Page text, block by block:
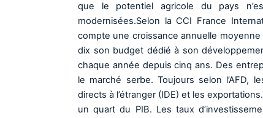
que le potentiel agricole du pays
modernisées.Selon la CCI France
compte une croissance annuelle
dix son budget dédié à son
chaque année depuis cinq ans. Des
le marché serbe. Toujours selon l’AFD,
directs à l’étranger (IDE) et les
un quart du PIB. Les taux